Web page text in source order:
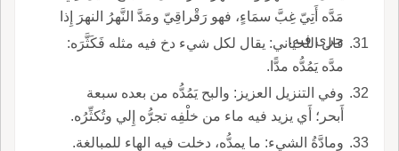
مَدَّه أَتِيّ غِبَّ سمَاءٍ، فهو رَقْراقِيّ ومَدَّ النَّهرُ النهرَ إِذا
جرى فيه.
قال اللحياني: يقال لكل شيء دخ فيه مثله فَكَثَّرَه:
مدَّه يَمُدُّه مدًّا.
وفي التنزيل العزيز: والبح يَمُدُّه من بعده سبعة
أَبحر؛ أَي يزيد فيه ماء من خلْفِه تجرُّه إِلي وتُكثِّرُه.
ومادَّةُ الشيء: ما يمدُّه، دخلت فيه الهاء للمبالغة.